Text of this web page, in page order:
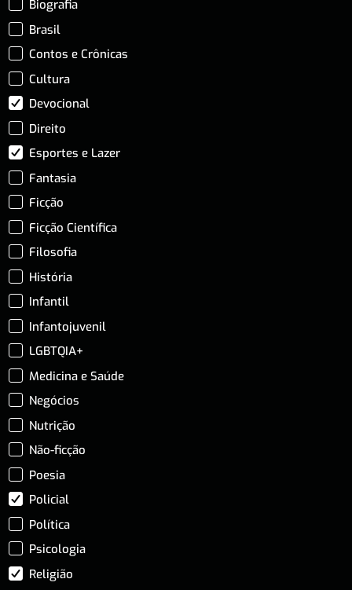
Biografia
Brasil
Contos e Crônicas
Cultura
Devocional
Direito
Esportes e Lazer
Fantasia
Ficção
Ficção Científica
Filosofia
História
Infantil
Infantojuvenil
LGBTQIA+
Medicina e Saúde
Negócios
Nutrição
Não-ficção
Poesia
Policial
Política
Psicologia
Religião